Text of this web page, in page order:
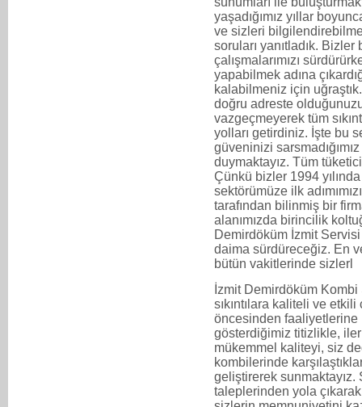
yaşadığımız yıllar
ve sizleri
soruları yanıtladık.
çalışmalarımızı
yapabilmek adına
kalabilmeniz için
doğru adreste
vazgeçmeyerek tüm
yolları getirdiniz. İşte bu
güveninizi
duymaktayız. Tüm
Çünkü bizler 1994
sektörümüze ilk
tarafından bilinmiş bir
alanımızda birincilik
Demirdöküm İzmit
daima sürdüreceğiz. En
bütün vakitlerinde sizlerl
İzmit Demirdöküm Kombi
sıkıntılara kaliteli ve
öncesinden faaliyetlerine
gösterdiğimiz titizlikle,
mükemmel kaliteyi, siz
kombilerinde
geliştirerek
taleplerinden yola çıkarak